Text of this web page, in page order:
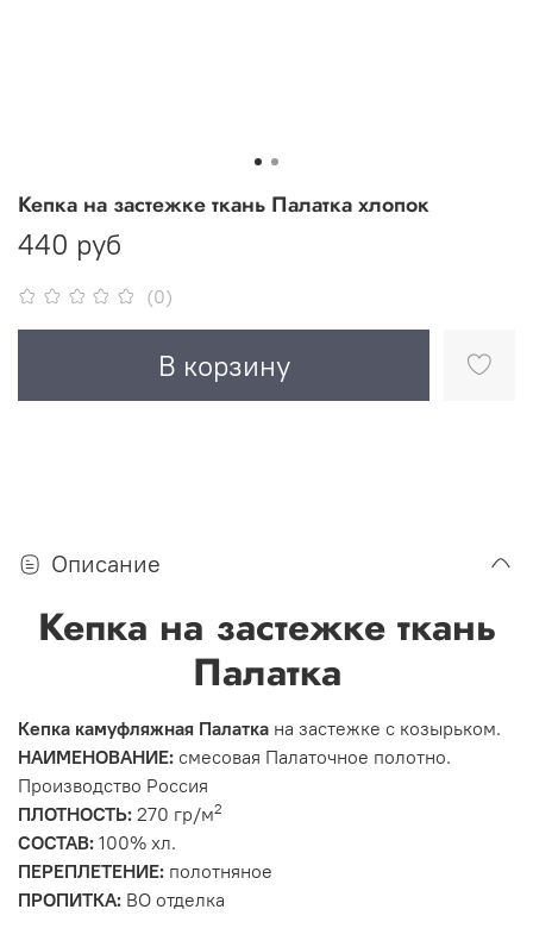
(0)
Кепка на застежке ткань Палатка хлопок
440 руб
В корзину
Описание
Кепка на застежке ткань
Палатка
Кепка камуфляжная Палатка на застежке с козырьком.
НАИМЕНОВАНИЕ: смесовая Палаточное полотно.
Производство Россия
ПЛОТНОСТЬ: 270 гр/м2
СОСТАВ: 100% хл.
ПЕРЕПЛЕТЕНИЕ: полотняное
ПРОПИТКА: ВО отделка